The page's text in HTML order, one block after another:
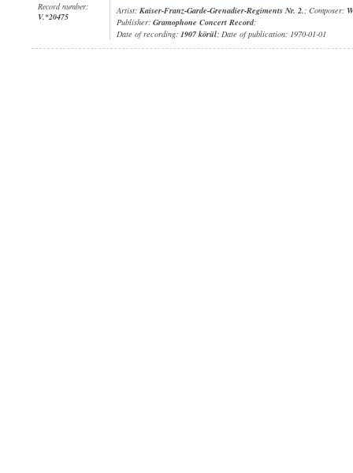
Record number:
V.*20475
Artist: Kaiser-Franz-Garde-Grenadier-Regiments Nr. 2.; Composer:
Publisher: Gramophone Concert Record;
Date of recording: 1907 körül; Date of publication: 1970-01-01